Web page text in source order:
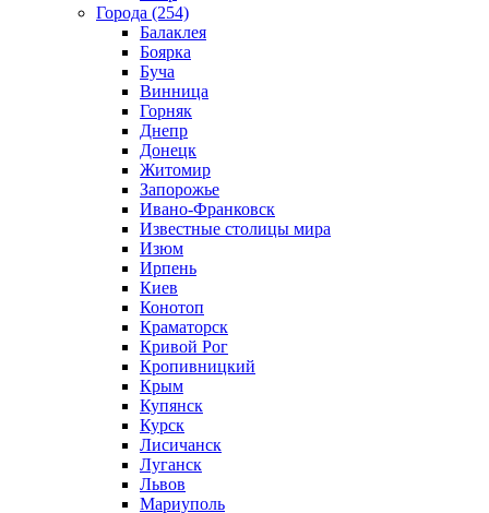
Города (254)
Балаклея
Боярка
Буча
Винница
Горняк
Днепр
Донецк
Житомир
Запорожье
Ивано-Франковск
Известные столицы мира
Изюм
Ирпень
Киев
Конотоп
Краматорск
Кривой Рог
Кропивницкий
Крым
Купянск
Курск
Лисичанск
Луганск
Львов
Мариуполь